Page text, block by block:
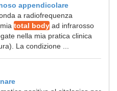
appendicolare
a radiofrequenza
total body ad infrarosso
nella mia pratica clinica
La condizione ...